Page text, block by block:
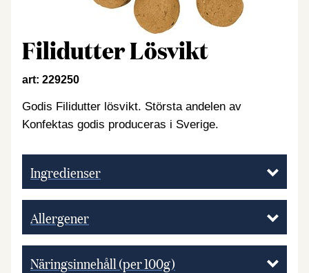
Filidutter Lösvikt
art: 229250
Godis Filidutter lösvikt. Största andelen av
Konfektas godis produceras i Sverige.
Ingredienser
Allergener
Näringsinnehåll (per 100g)